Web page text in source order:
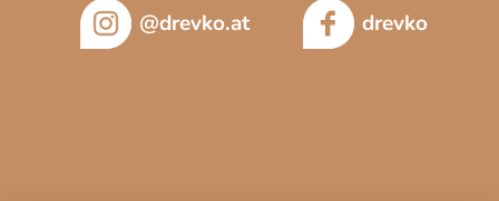
@drevko.at drevko